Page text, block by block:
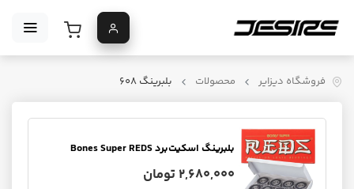
فروشگاه دیزایر محصولات بلبرینگ 608
بلبرینگ اسکیت‌برد Bones Super REDS
2,680,000 تومان